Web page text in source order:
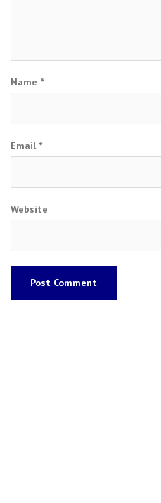
Name *
Email *
Website